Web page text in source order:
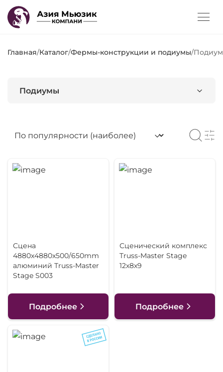
Главная/Каталог/Фермы-конструкции и подиумы/
Подиумы
Сцена
4880x4880x500/650mm
алюминий Truss-Master
Stage S003
Подробнее
Сценический комплекс
Truss-Master Stage
12х8х9
Подробнее